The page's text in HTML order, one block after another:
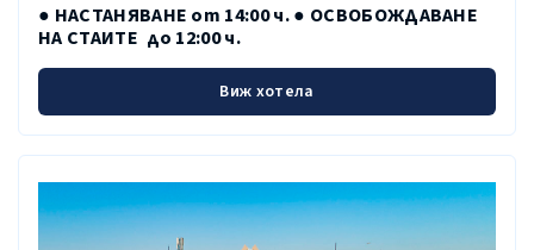
● НАСТАНЯВАНЕ от 14:00 ч. ● ОСВОБОЖДАВАНЕ
НА СТАИТЕ до 12:00 ч.
Виж хотела